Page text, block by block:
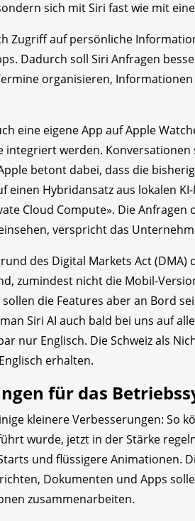
sich mit Siri fast wie mit
Zugriff auf persönliche
Dadurch soll Siri Anfragen
organisieren,
eine eigene App auf Apple
integriert werden.
betont dabei, dass die
einen Hybridansatz aus lokalen
Cloud Compute». Die
verspricht das
des Digital Markets Act
zumindest nicht die Mobil-
sollen die Features aber an Bord
Siri AI auch bald bei uns auf
nur Englisch. Die Schweiz als
erhalten.
für das
kleinere Verbesserungen:
wurde, jetzt in der Stärke
und flüssigere Animationen.
Dokumenten und Apps
zusammenarbeiten.